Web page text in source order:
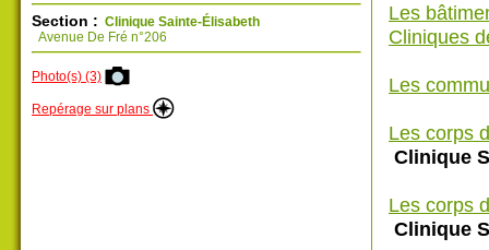
Section : Clinique Sainte-Élisabeth
Avenue De Fré n°206
Photo(s) (3)
Repérage sur plans
Les
Cliniques
Les
Les corps
Clinique
Les corps
Clinique